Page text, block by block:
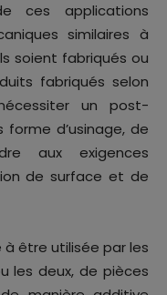
ces applications
similaires à
soient fabriqués ou
fabriqués selon
un post-
d’usinage, de
aux exigences
de surface et de
être utilisée par les
les deux, de pièces